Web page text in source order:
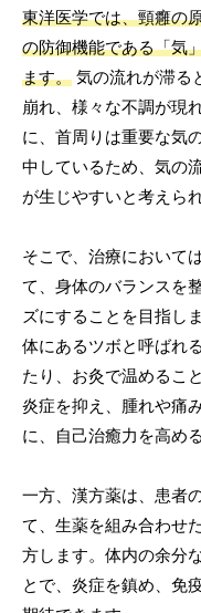
東洋医学では、頸癰の
の防御機能である「気
ます。 気の流れが滞る
崩れ、様々な不調が現
に、首周りは重要な気
中しているため、気の
が生じやすいと考えら
そこで、治療において
て、身体のバランスを
ズにすることを目指し
体にあるツボと呼ばれ
たり、お灸で温めるこ
炎症を抑え、腫れや痛
に、自己治癒力を高め
一方、漢方薬は、患者
て、生薬を組み合わせ
方します。体内の余分
とで、炎症を鎮め、免